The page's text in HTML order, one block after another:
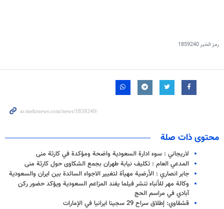
رمز الخبر1859240
محتوى ذات صلة
لاريجاني : سوء ادارة السعودية واضحة ومؤكدة في كارثة منى
المدعي العام : تكليف نيابة طهران بجمع الشكاوى حول كارثة منى
جابر انصاري : الأرضية مهيأة لتغيير الاجواء السائدة بين ايران والسعودية
وكالة مهر للأنباء تنشر فيلما يفند المزاعم السعودية ويؤكد حضور ركن
آبادي في مراسم الحج
قشقاوي: إطلاق سراح 29 سجينا ايرانيا في الإمارات